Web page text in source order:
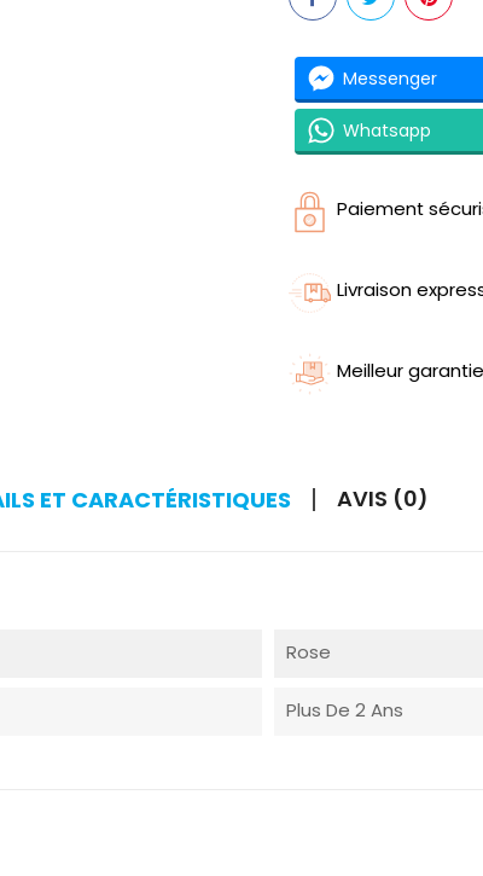
Messenger
Whatsapp
Paiement
Livraison
Meilleur garantie
ET CARACTÉRISTIQUES AVIS (0)
Rose
Plus De 2 Ans